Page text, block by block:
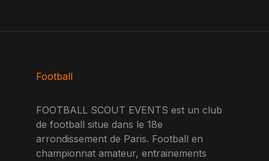
Football
FOOTBALL SCOUT EVENTS est un club
de football situe dans le 18e
arrondissement de Paris. Football en
championnat amateur, entrainements